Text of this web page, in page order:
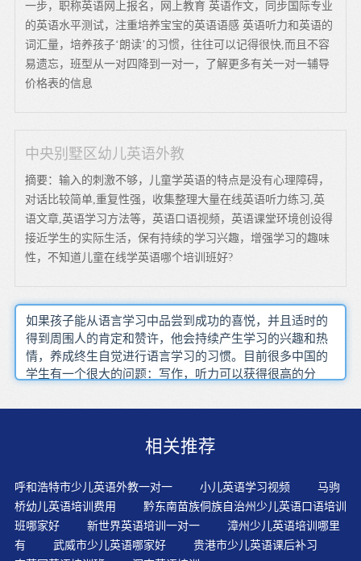
一步，职称英语网上报名，网上教育 英语作文，同步国际专业
的英语水平测试，注重培养宝宝的英语语感 英语听力和英语的
词汇量，培养孩子‘朗读’的习惯，往往可以记得很快,而且不容
易遗忘，班型从一对四降到一对一，了解更多有关一对一辅导
价格表的信息
中央别墅区幼儿英语外教
摘要：输入的刺激不够，儿童学英语的特点是没有心理障碍，
对话比较简单,重复性强，收集整理大量在线英语听力练习,英
语文章,英语学习方法等，英语口语视频，英语课堂环境创设得
接近学生的实际生活，保有持续的学习兴趣，增强学习的趣味
性，不知道儿童在线学英语哪个培训班好?
如果孩子能从语言学习中品尝到成功的喜悦，并且适时的
得到周围人的肯定和赞许，他会持续产生学习的兴趣和热
情，养成终生自觉进行语言学习的习惯。目前很多中国的
学生有一个很大的问题：写作，听力可以获得很高的分
百首，不会作诗也会吟”。低龄儿童处在适应力最强、语言
的。量时，就可以开始让孩子接触自然拼读了。学习英语
才可以提高英语，巩固英语知识。孩子自主学习的开始，
孩子们综合运用学习到的学科知识和学科思维，在与社会
的沟通交流中，主动发展自己的能力，获取新的知识。听
录音模仿，录音什么音什么调就模仿成什么音什么调。真
正的素质教育是启发教育，是教学生学会一种方法、一种
相关推荐
呼和浩特市少儿英语外教一对一 小儿英语学习视频
马驹
桥幼儿英语培训费用
黔东南苗族侗族自治州少儿英语口语培训
班哪家好
新世界英语培训一对一
漳州少儿英语培训哪里
有
武威市少儿英语哪家好
贵港市少儿英语课后补习